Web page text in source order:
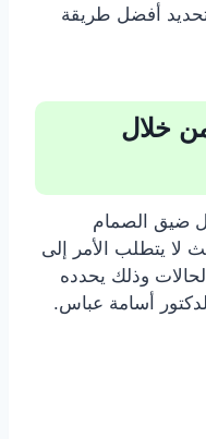
أفضل طريقة
خلال
ضيق الصمام
لا يتطلب الأمر إلى
وذلك يحدده
أسامة عباس.